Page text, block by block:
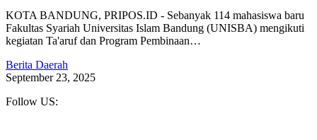
KOTA BANDUNG, PRIPOS.ID - Sebanyak 114 mahasiswa baru
Fakultas Syariah Universitas Islam Bandung (UNISBA) mengikuti
kegiatan Ta'aruf dan Program Pembinaan…
Berita Daerah
September 23, 2025
Follow US: